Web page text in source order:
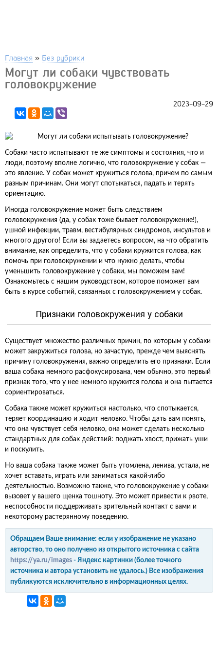
Главная » Без рубрики
Могут ли собаки чувствовать
головокружение
2023-09-29
Собаки часто испытывают те же симптомы и состояния, что и
люди, поэтому вполне логично, что головокружение у собак —
это явление. У собак может кружиться голова, причем по самым
разным причинам. Они могут спотыкаться, падать и терять
ориентацию.
Иногда головокружение может быть следствием
головокружения (да, у собак тоже бывает головокружение!),
ушной инфекции, травм, вестибулярных синдромов, инсультов и
многого другого! Если вы задаетесь вопросом, на что обратить
внимание, как определить, что у собаки кружится голова, как
помочь при головокружении и что нужно делать, чтобы
уменьшить головокружение у собаки, мы поможем вам!
Ознакомьтесь с нашим руководством, которое поможет вам
быть в курсе событий, связанных с головокружением у собак.
Признаки головокружения у собаки
Существует множество различных причин, по которым у собаки
может закружиться голова, но зачастую, прежде чем выяснять
причину головокружения, важно определить его признаки. Если
ваша собака немного расфокусирована, чем обычно, это первый
признак того, что у нее немного кружится голова и она пытается
сориентироваться.
Собака также может кружиться настолько, что спотыкается,
теряет координацию и ходит неловко. Чтобы дать вам понять,
что она чувствует себя неловко, она может сделать несколько
стандартных для собак действий: поджать хвост, прижать уши
и поскулить.
Но ваша собака также может быть утомлена, ленива, устала, не
хочет вставать, играть или заниматься какой-либо
деятельностью. Возможно также, что головокружение у собаки
вызовет у вашего щенка тошноту. Это может привести к рвоте,
неспособности поддерживать зрительный контакт с вами и
некоторому растерянному поведению.
Обращаем Ваше внимание: если у изображение не указано
авторство, то оно получено из открытого источника с сайта
https://ya.ru/images - Яндекс картинки (более точного
источника и автора установить не удалось.) Все изображения
публикуются исключительно в информационных целях.